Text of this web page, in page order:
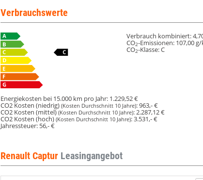
Verbrauchswerte
Verbrauch kombiniert:
CO2-Emissionen: 107,00
CO2-Klasse:C
Energiekosten bei 15.000 km pro Jahr: 1.229,52 €
CO2 Kosten (niedrig)(Kosten Durchschnitt 10 Jahre):963,- €
CO2 Kosten (mittel)(Kosten Durchschnitt 10 Jahre):2.287,12 €
CO2 Kosten (hoch)(Kosten Durchschnitt 10 Jahre):3.531,- €
Jahressteuer: 56,- €
Renault Captur Leasingangebot